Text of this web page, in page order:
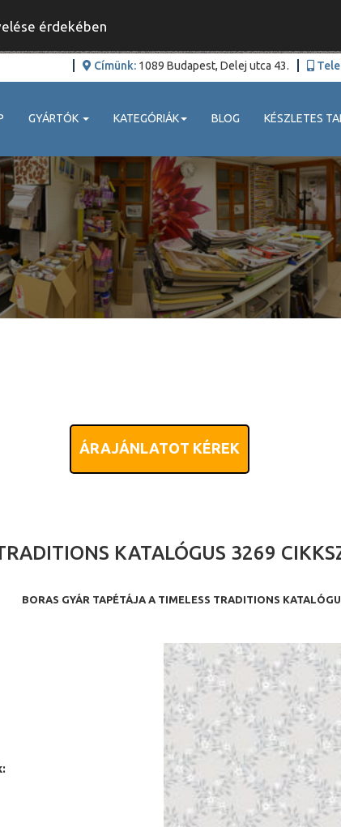
érdekében
Címünk: 1089 Budapest, Delej utca 43.
GYÁRTÓK KATEGÓRIÁK BLOG KÉSZLETES
ÁRAJÁNLATOT KÉREK
KATALÓGUS 3269
BORAS GYÁR TAPÉTÁJA A TIMELESS TRADITIONS